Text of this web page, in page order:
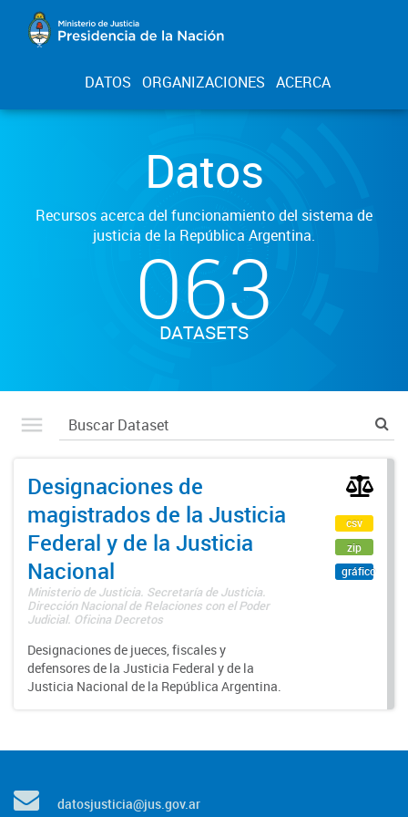
DATOS ORGANIZACIONES ACERCA
Datos
Recursos acerca del funcionamiento del sistema de
justicia de la República Argentina.
063
DATASETS
Designaciones de
magistrados de la Justicia
Federal y de la Justicia
Nacional
Ministerio de Justicia. Secretaría de Justicia.
Dirección Nacional de Relaciones con el Poder
Judicial. Oficina Decretos
Designaciones de jueces, fiscales y
defensores de la Justicia Federal y de la
Justicia Nacional de la República Argentina.
csv
zip
gráfico
datosjusticia@jus.gov.ar